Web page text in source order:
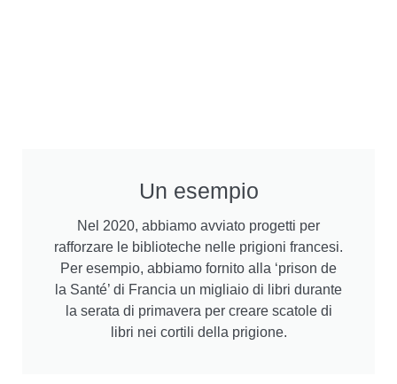
Un esempio
Nel 2020, abbiamo avviato progetti per
rafforzare le biblioteche nelle prigioni francesi.
Per esempio, abbiamo fornito alla ‘prison de
la Santé’ di Francia un migliaio di libri durante
la serata di primavera per creare scatole di
libri nei cortili della prigione.